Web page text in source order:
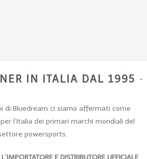
IN ITALIA DAL 1995
di Bluedream ci siamo affermati come
l’Italia dei primari marchi mondiali del
powersports.
E DISTRIBUTORE UFFICIALE